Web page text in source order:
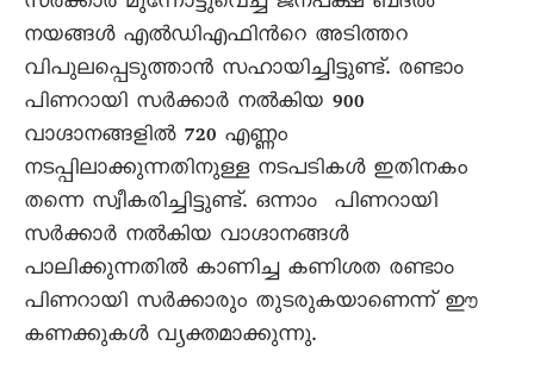
നയങ്ങള്‍ എല്‍ഡിഎഫിന്‍റെ അടിത്തറ
വിപുലപ്പെടുത്താന്‍ സഹായിച്ചിട്ടുണ്ട്. രണ്ടാം
പിണറായി സര്‍ക്കാര്‍ നല്‍കിയ 900
വാഗ്ദാനങ്ങളില്‍ 720 എണ്ണം
നടപ്പിലാക്കുന്നതിനുള്ള നടപടികള്‍ ഇതിനകം
തന്നെ സ്വീകരിച്ചിട്ടുണ്ട്. ഒന്നാം പിണറായി
സര്‍ക്കാര്‍ നല്‍കിയ വാഗ്ദാനങ്ങള്‍
പാലിക്കുന്നതില്‍ കാണിച്ച കണിശത രണ്ടാം
പിണറായി സര്‍ക്കാരും തുടരുകയാണെന്ന് ഈ
കണക്കുകള്‍ വ്യക്തമാക്കുന്നു.